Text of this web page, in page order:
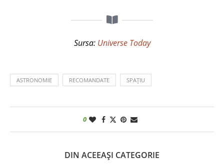
Sursa: Universe Today
ASTRONOMIE RECOMANDATE SPAȚIU
0
DIN ACEEAȘI CATEGORIE